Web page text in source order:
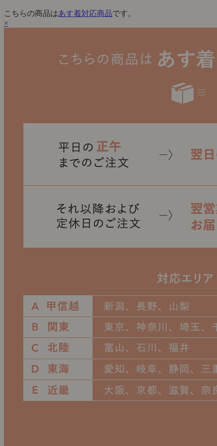
こちらの商品はあす着対応商品です。
×